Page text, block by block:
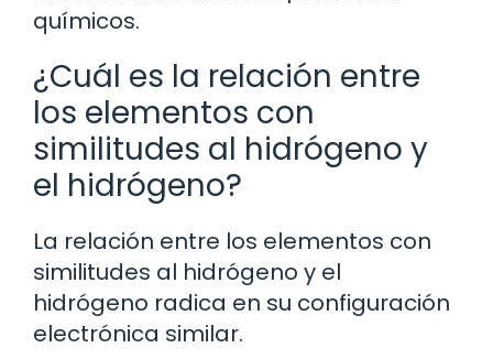
químicos.
¿Cuál es la relación entre
los elementos con
similitudes al hidrógeno y
el hidrógeno?
La relación entre los elementos con
similitudes al hidrógeno y el
hidrógeno radica en su configuración
electrónica similar.